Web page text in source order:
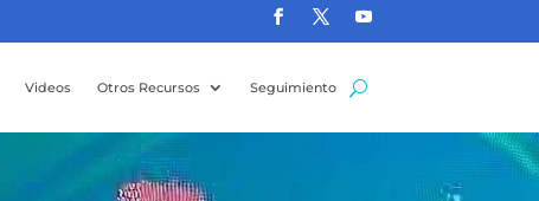
Videos Otros Recursos Seguimiento